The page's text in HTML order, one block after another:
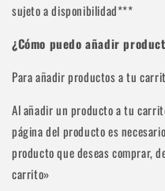
sujeto a disponibilidad***
¿Cómo puedo añadir
Para añadir productos a tu
Al añadir un producto a tu
página del producto es
producto que deseas comprar,
carrito»